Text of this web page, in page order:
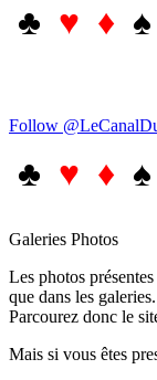
♣ ♥ ♦ ♠
Follow
♣ ♥ ♦ ♠
Galeries Photos
Les photos
que dans les galeries.
Parcourez donc le
Mais si vous êtes